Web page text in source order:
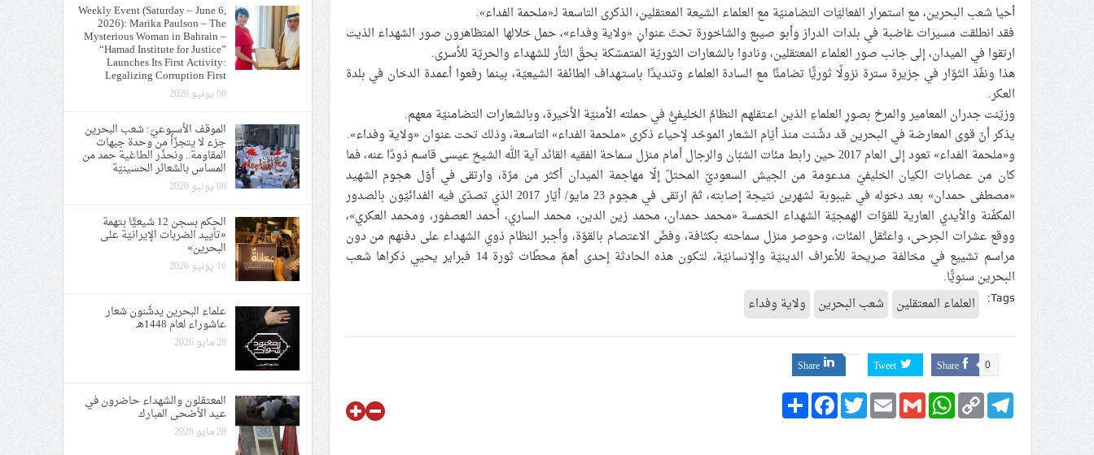
أحيا شعب البحرين، مع استمرار الفعاليّات التضامنيّة مع العلماء الشيعة المعتقلين، الذكرى التاسعة لـ«ملحمة الفداء».
فقد انطلقت مسيرات غاضبة في بلدات الدراز وأبو صيبع والشاخورة تحتَ عنوانِ «ولاية وفداء»، حمل خلالها المتظاهرون صور الشهداء الذيت
ارتقوا في الميدان، إلى جانب صور العلماء المعتقلين، ونادوا بالشعارات الثوريّة المتمسّكة بحقّ الثأر للشهداء والحريّة للأسرى.
هذا ونفّذ الثوّار في جزيرة سترة نزولًا ثوريًّا تضامنًا مع السادة العلماء وتنديدًا باستـهداف الطائفة الشيعيّة، بينما رفعوا أعمدة الدخان في بلدة
العكر.
وزيّنت جدران المعامير والمرخ بصورِ العلماءِ الذين اعـتقلهم النظامُ الخليفيُّ في حملته الأمنيّة الأخيرة، وبالشعارات التضامنيّة معهم.
يذكر أنّ قوى المعارضة في البحرين قد دشّنت منذ أيّام الشعار الموحّد لإحياء ذكرى «ملحمة الفداء» التاسعة، وذلك تحت عنوان «ولاية وفداء».
و«ملحمة الفداء» تعود إلى العام 2017 حين رابط مئات الشبّان والرجال أمام منزل سماحة الفقيه القائد آية الله الشيخ عيسى قاسم ذودًا عنه، فما
كان من عصابات الكيان الخليفيّ مدعومة من الجيش السعوديّ المحتلّ إلّا مهاجمة الميدان أكثر من مرّة، وارتقى في أوّل هجوم الشهيد
«مصطفى حمدان» بعد دخوله في غيبوبة لشهرين نتيجة إصابته، ثمّ ارتقى في هجوم 23 مايو/ أيّار 2017 الذي تصدّى فيه الفدائيّون بالصدور
المكفّنة والأيدي العارية للقوّات الهمجيّة الشهداء الخمسة «محمد حمدان، محمد زين الدين، محمد الساري، أحمد العصفور، ومحمد العكري»،
ووقع عشرات الجرحى، واعتُقل المئات، وحوصر منزل سماحته بكثافة، وفضّ الاعتصام بالقوّة، وأجبر النظام ذوي الشهداء على دفنهم من دون
مراسم تشييع في مخالفة صريحة للأعراف الدينيّة والإنسانيّة، لتكون هذه الحادثة إحدى أهمّ محطّات ثورة 14 فبراير يحيي ذكراها شعب
البحرين سنويًّا.
Tags: العلماء المعتقلين شعب البحرين ولاية وفداء
Share 0
Tweet
Share
Share
FacebookTwitterEmailGmail
WhatsApp Copy
Link
Telegram
Weekly Event (Saturday – June 6,
2026): Marika Paulson – The
Mysterious Woman in Bahrain –
“Hamad Institute for Justice”
Launches Its First Activity:
Legalizing Corruption First
08 يونيو 2026
الموقف الأسبوعيّ: شعب البحرين
جزء لا يتجزّأ من وحدة جبهات
المقاومة.. ونحذّر الطاغية حمد من
المساس بالشعائر الحسينيّة
08 يونيو 2026
الحكم بسجن 12 شيعيًّا بتهمة
«تأييد الضربات الإيرانيّة على
البحرين»
16 يونيو 2026
علماء البحرين يدشّنون شعار
عاشوراء لعام 1448هـ
28 مايو 2026
المعتقلون والشهداء حاضرون في
عيد الأضحى المبارك
28 مايو 2026